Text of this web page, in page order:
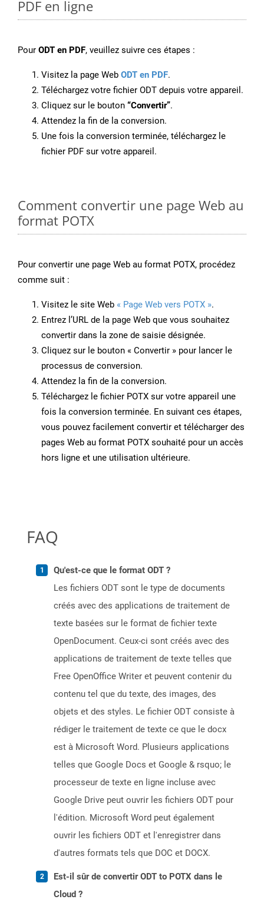
PDF en ligne
Pour ODT en PDF, veuillez suivre ces étapes :
Visitez la page Web ODT en PDF.
Téléchargez votre fichier ODT depuis votre appareil.
Cliquez sur le bouton “Convertir”.
Attendez la fin de la conversion.
Une fois la conversion terminée, téléchargez le
fichier PDF sur votre appareil.
Comment convertir une page Web au
format POTX
Pour convertir une page Web au format POTX, procédez
comme suit :
Visitez le site Web « Page Web vers POTX ».
Entrez l’URL de la page Web que vous souhaitez
convertir dans la zone de saisie désignée.
Cliquez sur le bouton « Convertir » pour lancer le
processus de conversion.
Attendez la fin de la conversion.
Téléchargez le fichier POTX sur votre appareil une
fois la conversion terminée. En suivant ces étapes,
vous pouvez facilement convertir et télécharger des
pages Web au format POTX souhaité pour un accès
hors ligne et une utilisation ultérieure.
FAQ
Qu'est-ce que le format ODT ?
Les fichiers ODT sont le type de documents
créés avec des applications de traitement de
texte basées sur le format de fichier texte
OpenDocument. Ceux-ci sont créés avec des
applications de traitement de texte telles que
Free OpenOffice Writer et peuvent contenir du
contenu tel que du texte, des images, des
objets et des styles. Le fichier ODT consiste à
rédiger le traitement de texte ce que le docx
est à Microsoft Word. Plusieurs applications
telles que Google Docs et Google & rsquo; le
processeur de texte en ligne incluse avec
Google Drive peut ouvrir les fichiers ODT pour
l'édition. Microsoft Word peut également
ouvrir les fichiers ODT et l'enregistrer dans
d'autres formats tels que DOC et DOCX.
Est-il sûr de convertir ODT to POTX dans le
Cloud ?